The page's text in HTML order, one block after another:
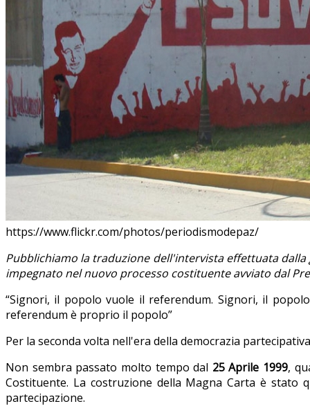
https://www.flickr.com/photos/periodismodepaz/
Pubblichiamo la traduzione dell'intervista effettuata dalla
impegnato nel nuovo processo costituente avviato dal
“Signori, il popolo vuole il referendum. Signori, il
referendum è proprio il popolo”
Per la seconda volta nell'era della democrazia
Non sembra passato molto tempo dal 25 Aprile 1999,
Costituente. La costruzione della Magna Carta è stato
partecipazione.